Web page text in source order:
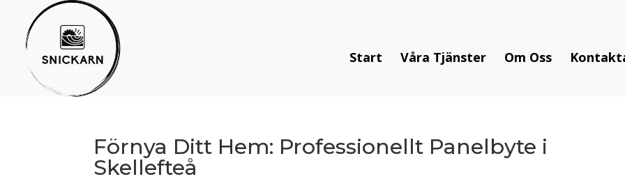
Start Våra Tjänster Om Oss
Förnya Ditt Hem: Professionellt Panelbyte i
Skellefteå